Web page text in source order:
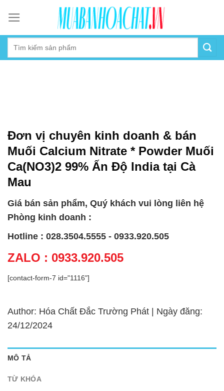
content
Đơn vị chuyên kinh doanh & bán
Muối Calcium Nitrate * Powder Muối
Ca(NO3)2 99% Ấn Độ India tại Cà
Mau
Giá bán sản phẩm, Quý khách vui lòng liên hệ
Phòng kinh doanh :
Hotline : 028.3504.5555 - 0933.920.505
ZALO : 0933.920.505
[contact-form-7 id="1116"]
Author: Hóa Chất Đắc Trường Phát | Ngày đăng:
24/12/2024
MÔ TẢ
TỪ KHÓA